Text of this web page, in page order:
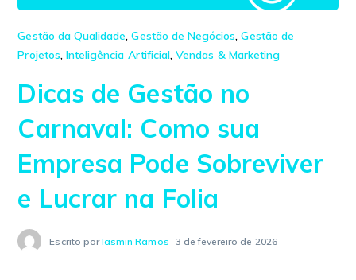
Gestão da Qualidade,Gestão de Negócios,Gestão de
Projetos, Inteligência Artificial,Vendas & Marketing
Dicas de Gestão no
Carnaval: Como sua
Empresa Pode Sobreviver
e Lucrar na Folia
Escrito porIasmin Ramos 3 de fevereiro de 2026